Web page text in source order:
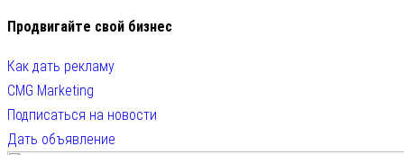
Продвигайте свой бизнес
Как дать рекламу
CMG Marketing
Подписаться на новости
Дать объявление